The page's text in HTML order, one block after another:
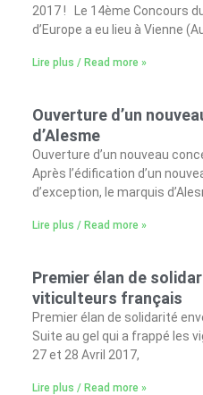
2017 ! Le 14ème Concours
d’Europe a eu lieu à Vienne
Lire plus / Read more »
Ouverture d’un
d’Alesme
Ouverture d’un nouveau
Après l’édification d’un
d’exception, le marquis
Lire plus / Read more »
Premier élan de
viticulteurs français
Premier élan de solidarité
Suite au gel qui a frappé les
27 et 28 Avril 2017,
Lire plus / Read more »